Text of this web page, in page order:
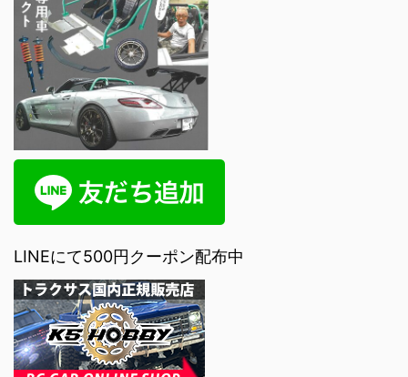
LINEにて500円クーポン配布中